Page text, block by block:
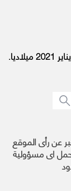
عن رأى الموقع
اى مسؤولية